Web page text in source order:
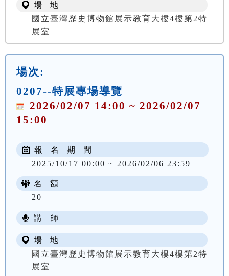
場 地
國立臺灣歷史博物館展示教育大樓4樓第2特
展室
場次:
0207--特展專場導覽
2026/02/07 14:00 ~ 2026/02/07
15:00
報 名 期 間
2025/10/17 00:00 ~ 2026/02/06 23:59
名 額
20
講 師
場 地
國立臺灣歷史博物館展示教育大樓4樓第2特
展室